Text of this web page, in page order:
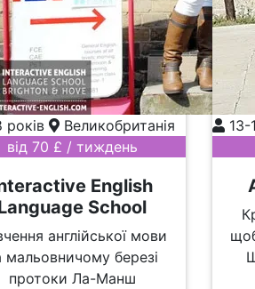
років
Великобританія
від 70 £ / тиждень
English
School
англійської мови
мальовничому березі
протоки Ла-Манш
13-